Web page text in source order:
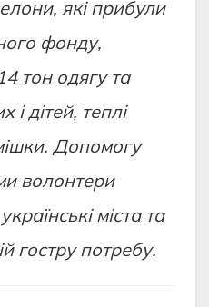
які прибули
фонду,
тон одягу та
і дітей, теплі
Допомогу
волонтери
міста та
гостру потребу.